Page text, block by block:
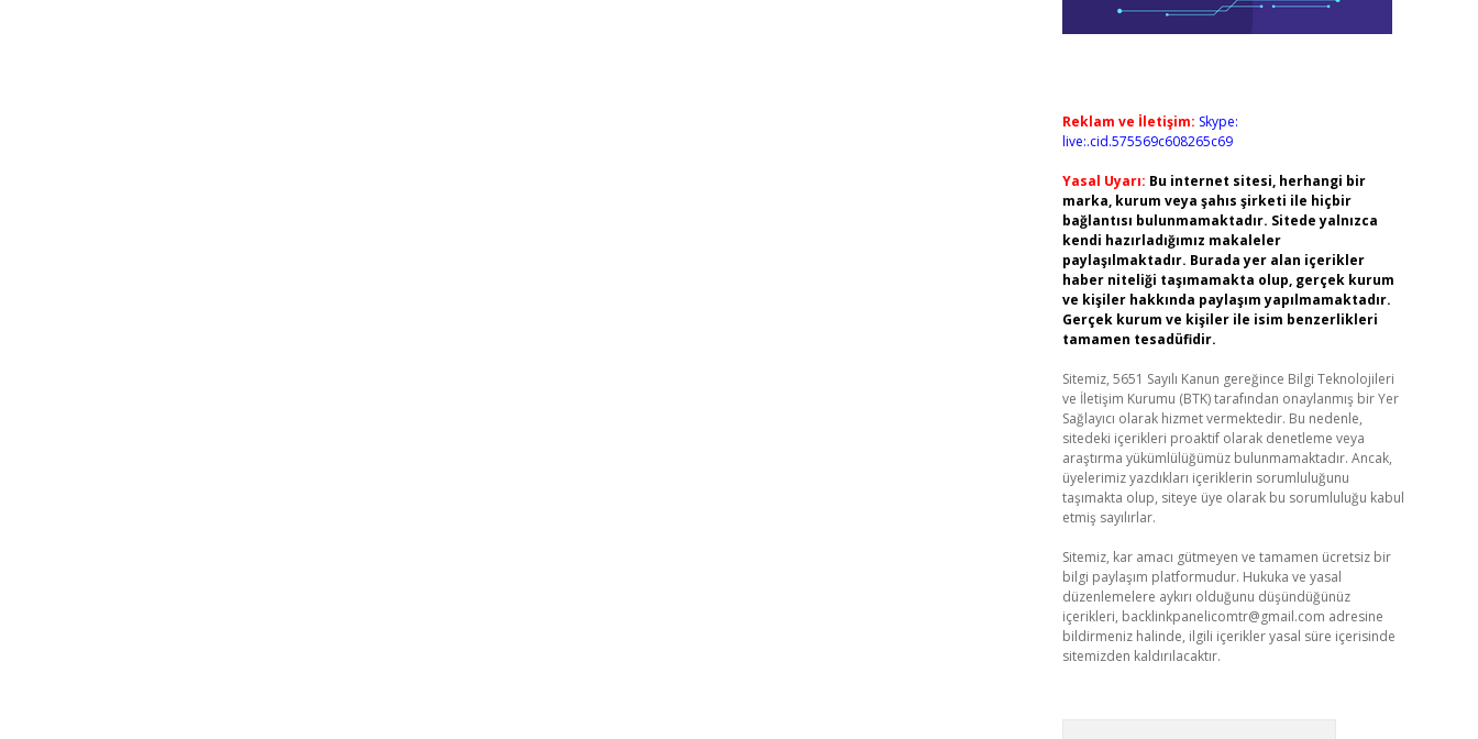
Reklam ve İletişim: Skype:
live:.cid.575569c608265c69
Yasal Uyarı: Bu internet sitesi, herhangi bir
marka, kurum veya şahıs şirketi ile hiçbir
bağlantısı bulunmamaktadır. Sitede yalnızca
kendi hazırladığımız makaleler
paylaşılmaktadır. Burada yer alan içerikler
haber niteliği taşımamakta olup, gerçek kurum
ve kişiler hakkında paylaşım yapılmamaktadır.
Gerçek kurum ve kişiler ile isim benzerlikleri
tamamen tesadüfidir.
Sitemiz, 5651 Sayılı Kanun gereğince Bilgi Teknolojileri
ve İletişim Kurumu (BTK) tarafından onaylanmış bir Yer
Sağlayıcı olarak hizmet vermektedir. Bu nedenle,
sitedeki içerikleri proaktif olarak denetleme veya
araştırma yükümlülüğümüz bulunmamaktadır. Ancak,
üyelerimiz yazdıkları içeriklerin sorumluluğunu
taşımakta olup, siteye üye olarak bu sorumluluğu kabul
etmiş sayılırlar.
Sitemiz, kar amacı gütmeyen ve tamamen ücretsiz bir
bilgi paylaşım platformudur. Hukuka ve yasal
düzenlemelere aykırı olduğunu düşündüğünüz
içerikleri, backlinkpanelicomtr@gmail.com adresine
bildirmeniz halinde, ilgili içerikler yasal süre içerisinde
sitemizden kaldırılacaktır.